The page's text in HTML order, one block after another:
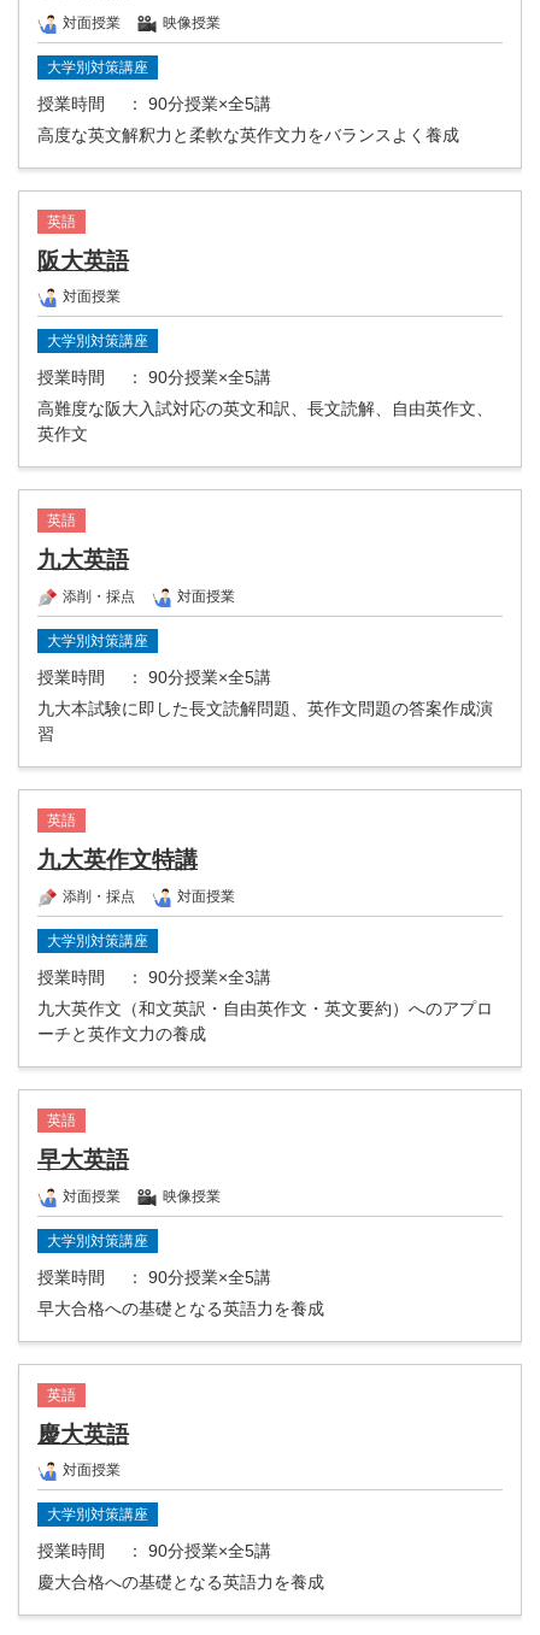
対面授業 映像授業
大学別対策講座
授業時間
： 90分授業×全5講
高度な英文解釈力と柔軟な英作文力をバランスよく養成
英語
阪大英語
対面授業
大学別対策講座
授業時間
： 90分授業×全5講
高難度な阪大入試対応の英文和訳、長文読解、自由英作文、
英作文
英語
九大英語
添削・採点 対面授業
大学別対策講座
授業時間
： 90分授業×全5講
九大本試験に即した長文読解問題、英作文問題の答案作成演
習
英語
九大英作文特講
添削・採点 対面授業
大学別対策講座
授業時間
： 90分授業×全3講
九大英作文（和文英訳・自由英作文・英文要約）へのアプロ
ーチと英作文力の養成
英語
早大英語
対面授業 映像授業
大学別対策講座
授業時間
： 90分授業×全5講
早大合格への基礎となる英語力を養成
英語
慶大英語
対面授業
大学別対策講座
授業時間
： 90分授業×全5講
慶大合格への基礎となる英語力を養成